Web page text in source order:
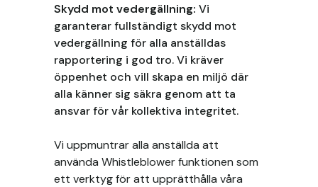
Skydd mot vedergällning: Vi
garanterar fullständigt skydd mot
vedergällning för alla anställdas
rapportering i god tro. Vi kräver
öppenhet och vill skapa en miljö där
alla känner sig säkra genom att ta
ansvar för vår kollektiva integritet.
Vi uppmuntrar alla anställda att
använda Whistleblower funktionen som
ett verktyg för att upprätthålla våra